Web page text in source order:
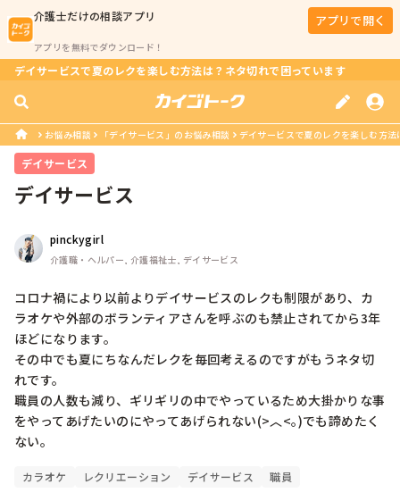
介護士だけの相談アプリ
アプリを無料でダウンロード！
アプリで開く
デイサービスで夏のレクを楽しむ方法は？ネタ切れで困っています
お悩み相談 「デイサービス」のお悩み相談 デイサービスで夏のレクを楽しむ方
デイサービス
デイサービス
pinckygirl
介護職・ヘルパー, 介護福祉士, デイサービス
コロナ禍により以前よりデイサービスのレクも制限があり、カ
ラオケや外部のボランティアさんを呼ぶのも禁止されてから3年
ほどになります。
その中でも夏にちなんだレクを毎回考えるのですがもうネタ切
れです。
職員の人数も減り、ギリギリの中でやっているため大掛かりな事
をやってあげたいのにやってあげられない(>︿<｡)でも諦めたく
ない。
カラオケ レクリエーション デイサービス 職員